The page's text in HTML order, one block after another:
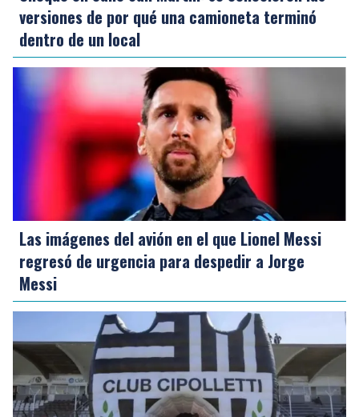
versiones de por qué una camioneta terminó
dentro de un local
Las imágenes del avión en el que Lionel Messi
regresó de urgencia para despedir a Jorge
Messi